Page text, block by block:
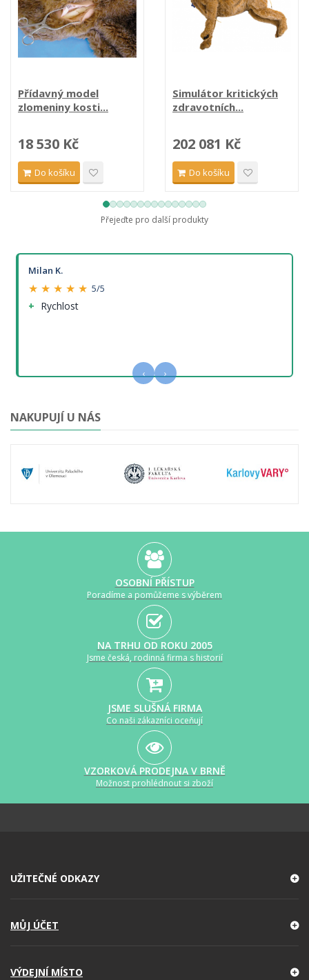
Přídavný model
zlomeniny kosti...
18 530 Kč
Do košíku
Simulátor kritických
zdravotních...
202 081 Kč
Do košíku
Přejeďte pro další produkty
Milan K.
★ ★ ★ ★ ★ 5/5
Rychlost
‹ ›
NAKUPUJÍ U NÁS
OSOBNÍ PŘÍSTUP
Poradíme a pomůžeme s výběrem
NA TRHU OD ROKU 2005
Jsme česká, rodinná firma s historií
JSME SLUŠNÁ FIRMA
Co naši zákazníci oceňují
VZORKOVÁ PRODEJNA V BRNĚ
Možnost prohlédnout si zboží
UŽITEČNÉ ODKAZY
MŮJ ÚČET
VÝDEJNÍ MÍSTO